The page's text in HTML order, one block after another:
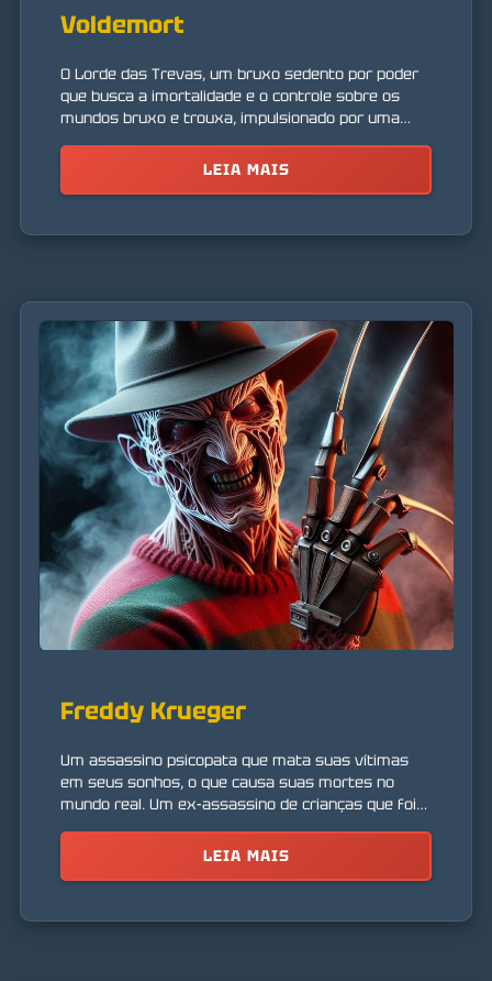
Voldemort
O Lorde das Trevas, um bruxo sedento por poder
que busca a imortalidade e o controle sobre os
mundos bruxo e trouxa, impulsionado por uma
LEIA MAIS
Freddy Krueger
Um assassino psicopata que mata suas vítimas
em seus sonhos, o que causa suas mortes no
mundo real. Um ex-assassino de crianças que foi
LEIA MAIS